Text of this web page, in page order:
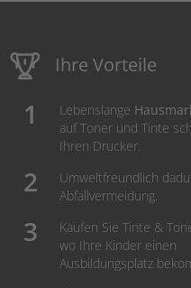
Ihre Vorteile
Lebenslange
auf Toner und Tinte
Ihren Drucker.
Umweltfreundlich
Abfallvermeidung.
Kaufen Sie Tinte &
wo Ihre Kinder einen
Ausbildungsplatz